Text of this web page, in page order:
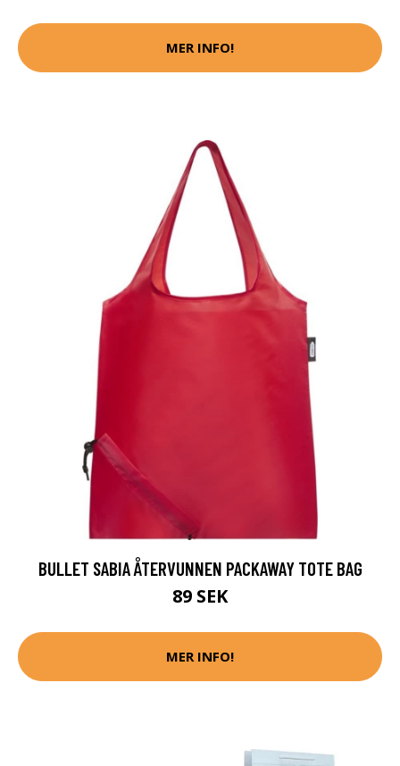
MER INFO!
BULLET SABIA ÅTERVUNNEN PACKAWAY TOTE BAG
89 SEK
MER INFO!